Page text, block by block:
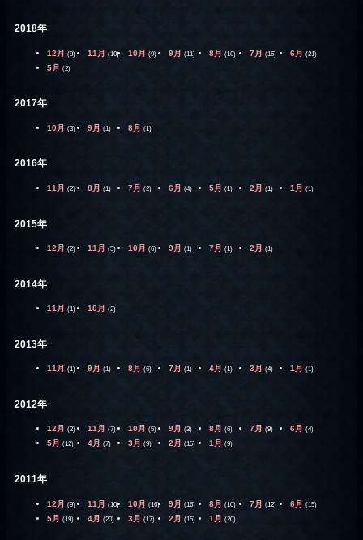
2018年
12月 (8) 11月 (10) 10月 (9) 9月 (11) 8月 (10) 7月 (16) 6月 (21)
5月 (2)
2017年
10月 (3) 9月 (1) 8月 (1)
2016年
11月 (2) 8月 (1) 7月 (2) 6月 (4) 5月 (1) 2月 (1) 1月 (1)
2015年
12月 (2) 11月 (5) 10月 (6) 9月 (1) 7月 (1) 2月 (1)
2014年
11月 (1) 10月 (2)
2013年
11月 (1) 9月 (1) 8月 (6) 7月 (1) 4月 (1) 3月 (4) 1月 (1)
2012年
12月 (2) 11月 (7) 10月 (5) 9月 (3) 8月 (6) 7月 (9) 6月 (4)
5月 (12) 4月 (7) 3月 (9) 2月 (15) 1月 (9)
2011年
12月 (9) 11月 (10) 10月 (16) 9月 (16) 8月 (10) 7月 (12) 6月 (15)
5月 (19) 4月 (20) 3月 (17) 2月 (15) 1月 (20)